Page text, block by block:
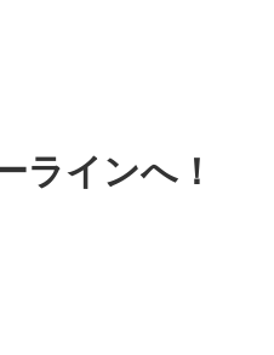
ラインへ！